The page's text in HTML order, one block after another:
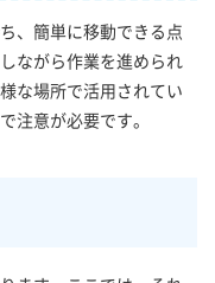
、簡単に移動できる点
ながら作業を進められ
な場所で活用されてい
注意が必要です。